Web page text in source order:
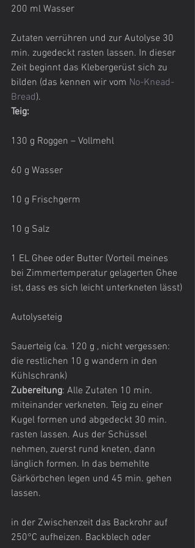
200 ml Wasser
Zutaten verrühren und zur Autolyse 30
min. zugedeckt rasten lassen. In dieser
Zeit beginnt das Klebergerüst sich zu
bilden (das kennen wir vom No-Knead-
Bread).
Teig:
130 g Roggen – Vollmehl
60 g Wasser
10 g Frischgerm
10 g Salz
1 EL Ghee oder Butter (Vorteil meines
bei Zimmertemperatur gelagerten Ghee
ist, dass es sich leicht unterkneten lässt)
Autolyseteig
Sauerteig (ca. 120 g , nicht vergessen:
die restlichen 10 g wandern in den
Kühlschrank)
Zubereitung: Alle Zutaten 10 min.
miteinander verkneten. Teig zu einer
Kugel formen und abgedeckt 30 min.
rasten lassen. Aus der Schüssel
nehmen, zuerst rund kneten, dann
länglich formen. In das bemehlte
Gärkörbchen legen und 45 min. gehen
lassen.
in der Zwischenzeit das Backrohr auf
250°C aufheizen. Backblech oder